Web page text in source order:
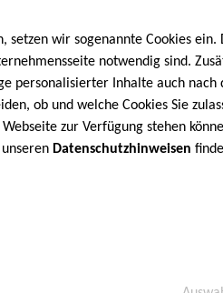
wir sogenannte Cookies
notwendig sind.
personalisierter Inhalte auch
ob und welche Cookies Sie
zur Verfügung stehen
Datenschutzhinweisen